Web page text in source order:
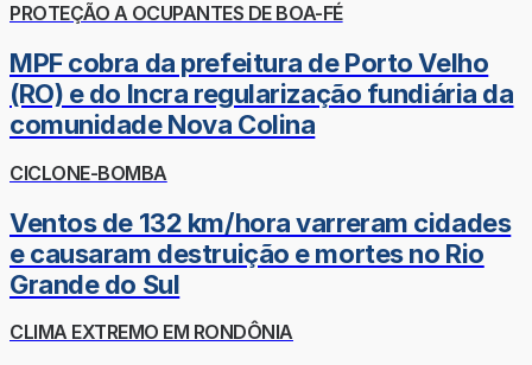
PROTEÇÃO A OCUPANTES DE BOA-FÉ
MPF cobra da prefeitura de Porto Velho
(RO) e do Incra regularização fundiária da
comunidade Nova Colina
CICLONE-BOMBA
Ventos de 132 km/hora varreram cidades
e causaram destruição e mortes no Rio
Grande do Sul
CLIMA EXTREMO EM RONDÔNIA